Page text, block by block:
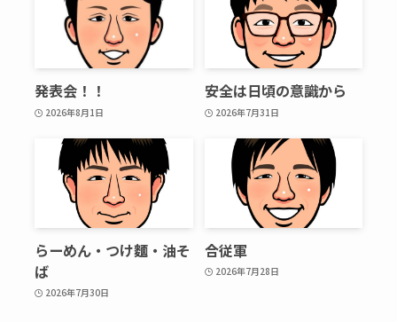
発表会！！
2026年8月1日
安全は日頃の意識から
2026年7月31日
らーめん・つけ麵・油そ
ば
2026年7月30日
合従軍
2026年7月28日